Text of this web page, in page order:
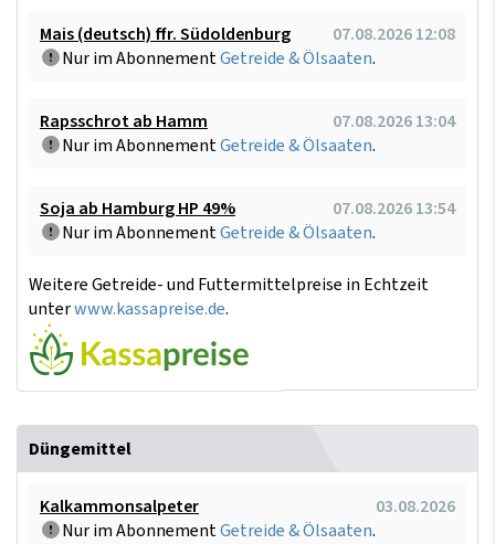
Mais (deutsch) ffr. Südoldenburg
07.08.2026 12:08
Nur im AbonnementGetreide & Ölsaaten.
Rapsschrot ab Hamm
07.08.2026 13:04
Nur im AbonnementGetreide & Ölsaaten.
Soja ab Hamburg HP 49%
07.08.2026 13:54
Nur im AbonnementGetreide & Ölsaaten.
Weitere Getreide- und Futtermittelpreise in Echtzeit
unterwww.kassapreise.de.
Düngemittel
Kalkammonsalpeter
03.08.2026
Nur im AbonnementGetreide & Ölsaaten.